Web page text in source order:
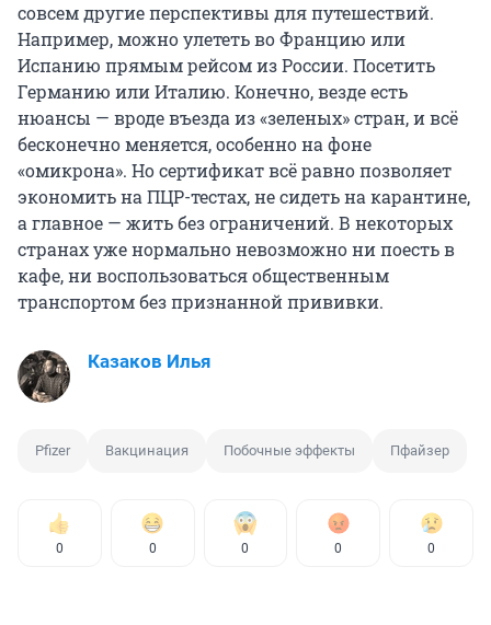
совсем другие перспективы для путешествий.
Например, можно улететь во Францию или
Испанию прямым рейсом из России. Посетить
Германию или Италию. Конечно, везде есть
нюансы — вроде въезда из «зеленых» стран, и всё
бесконечно меняется, особенно на фоне
«омикрона». Но сертификат всё равно позволяет
экономить на ПЦР-тестах, не сидеть на карантине,
а главное — жить без ограничений. В некоторых
странах уже нормально невозможно ни поесть в
кафе, ни воспользоваться общественным
транспортом без признанной прививки.
Казаков Илья
Pfizer Вакцинация Побочные эффекты Пфайзер
0 0 0 0 0